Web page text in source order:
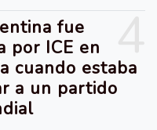
fue
por ICE en
cuando estaba
a un partido